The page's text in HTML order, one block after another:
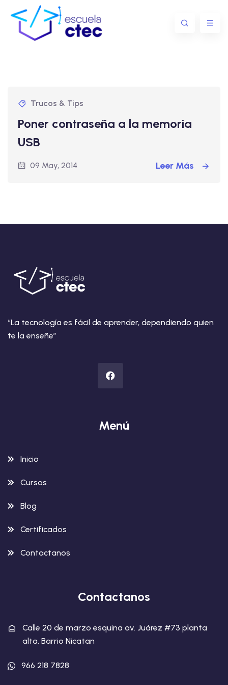
Trucos & Tips
Poner contraseña a la memoria
USB
09 May, 2014 Leer Más
“La tecnología es fácil de aprender, dependiendo quien
te la enseñe”
Menú
Inicio
Cursos
Blog
Certificados
Contactanos
Contactanos
Calle 20 de marzo esquina av. Juárez #73 planta
alta. Barrio Nicatan
966 218 7828